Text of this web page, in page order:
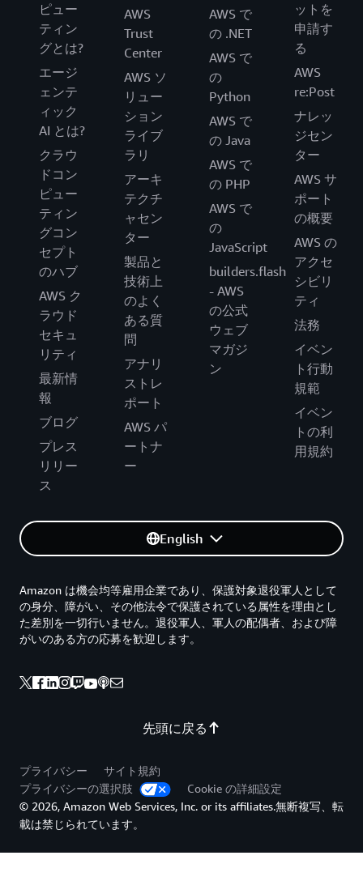
ピュー
ティン
グとは?
エージ
ェンテ
ィック
AI とは?
クラウ
ドコン
ピュー
ティン
グコン
セプト
のハブ
AWS ク
ラウド
セキュ
リティ
最新情
報
ブログ
プレス
リリー
ス
AWS
Trust
Center
AWS ソ
リュー
ション
ライブ
ラリ
アーキ
テクチ
ャセン
ター
製品と
技術上
のよく
ある質
問
アナリ
ストレ
ポート
AWS パ
ートナ
ー
AWS で
の .NET
AWS で
の
Python
AWS で
の Java
AWS で
の PHP
AWS で
の
JavaScript
builders.flash
- AWS
の公式
ウェブ
マガジ
ン
ットを
申請す
る
AWS
re:Post
ナレッ
ジセン
ター
AWS サ
ポート
の概要
AWS の
アクセ
シビリ
ティ
法務
イベン
ト行動
規範
イベン
トの利
用規約
English
先頭に戻る
Amazon は機会均等雇用企業であり、保護対象退役軍人として
の身分、障がい、その他法令で保護されている属性を理由とし
た差別を一切行いません。退役軍人、軍人の配偶者、および障
がいのある方の応募を歓迎します。
プライバシー
サイト規約
プライバシーの選択肢
Cookie の詳細設定
© 2026, Amazon Web Services, Inc. or its affiliates.無断複写、転
載は禁じられています。